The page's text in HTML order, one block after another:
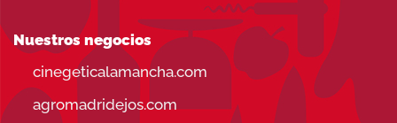
Nuestros negocios
cinegeticalamancha.com
agromadridejos.com